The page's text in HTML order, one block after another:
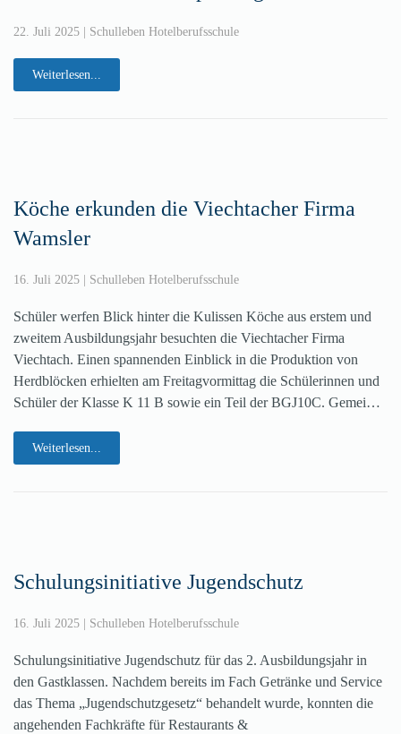
22. Juli 2025 | Schulleben Hotelberufsschule
Weiterlesen...
Köche erkunden die Viechtacher Firma
Wamsler
16. Juli 2025 Schulleben Hotelberufsschule
Schüler werfen Blick hinter die Kulissen Köche aus erstem und
zweitem Ausbildungsjahr besuchten die Viechtacher Firma
Viechtach. Einen spannenden Einblick in die Produktion von
Herdblöcken erhielten am Freitagvormittag die Schülerinnen und
Schüler der Klasse K 11 B sowie ein Teil der BGJ10C. Gemei…
Weiterlesen...
Schulungsinitiative Jugendschutz
16. Juli 2025 Schulleben Hotelberufsschule
Schulungsinitiative Jugendschutz für das 2. Ausbildungsjahr in
den Gastklassen. Nachdem bereits im Fach Getränke und Service
das Thema „Jugendschutzgesetz“ behandelt wurde, konnten die
angehenden Fachkräfte für Restaurants &